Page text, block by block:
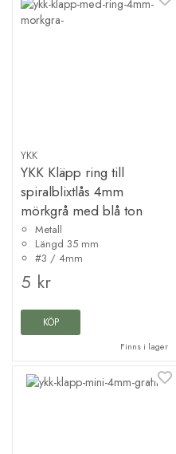
YKK
YKK Kläpp ring till
spiralblixtlås 4mm
mörkgrå med blå ton
Metall
Längd 35 mm
#3 / 4mm
5 kr
KÖP
Finns i lager